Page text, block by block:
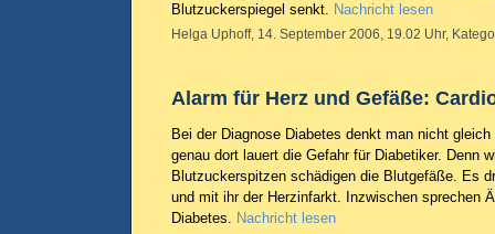
Blutzuckerspiegel senkt. Nachricht lesen
Helga Uphoff, 14. September 2006, 19.02 Uhr,
Alarm für Herz und Gefäße:
Bei der Diagnose Diabetes denkt man nicht
genau dort lauert die Gefahr für Diabetiker. Denn
Blutzuckerspitzen schädigen die Blutgefäße. Es
und mit ihr der Herzinfarkt. Inzwischen sprechen
Diabetes. Nachricht lesen